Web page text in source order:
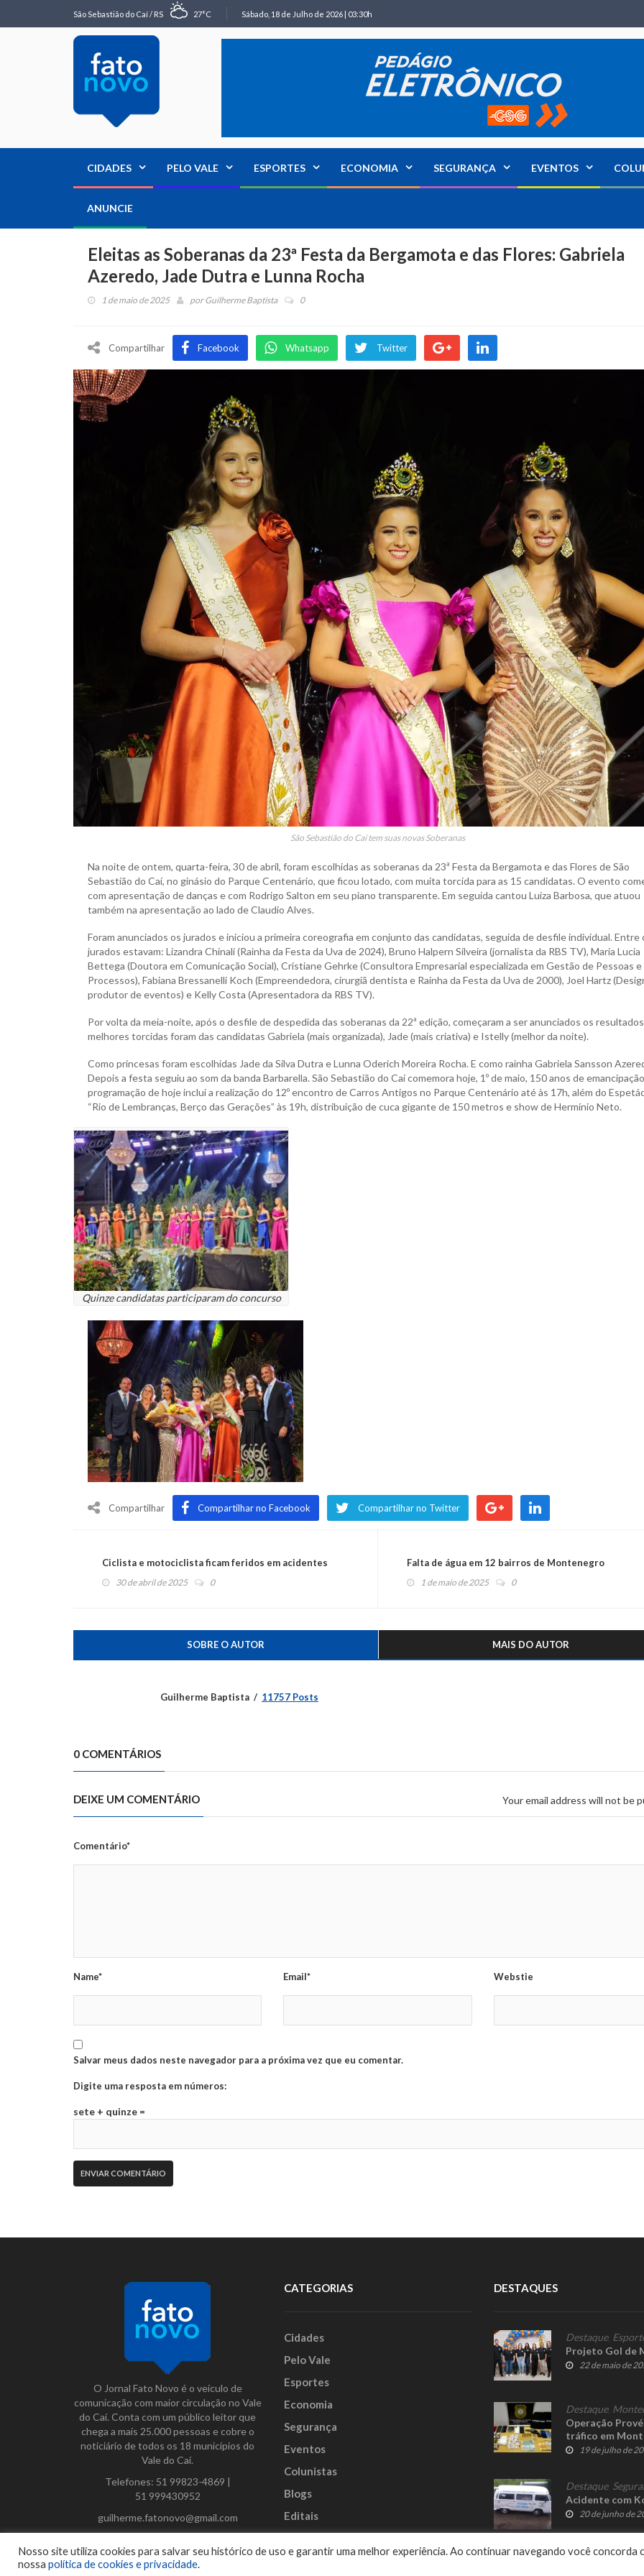
São Sebastião do Caí / RS 27°C Sábado, 18 de Julho de 2026 | 03:30h
CIDADES PELO VALE ESPORTES ECONOMIA SEGURANÇA EVENTOS
ANUNCIE
Eleitas as Soberanas da 23ª Festa da Bergamota e das Flores: Gabriela
Azeredo, Jade Dutra e Lunna Rocha
1 de maio de 2025 porGuilherme Baptista 0
Compartilhar Facebook Whatsapp Twitter
São Sebastião do Caí tem suas novas Soberanas
Na noite de ontem, quarta-feira, 30 de abril, foram escolhidas as soberanas da 23ª Festa da Bergamota e das Flores de São
Sebastião do Caí, no ginásio do Parque Centenário, que ficou lotado, com muita torcida para as 15 candidatas. O evento
com apresentação de danças e com Rodrigo Salton em seu piano transparente. Em seguida cantou Luiza Barbosa, que atuou
também na apresentação ao lado de Claudio Alves.
Foram anunciados os jurados e iniciou a primeira coreografia em conjunto das candidatas, seguida de desfile individual. Entre
jurados estavam: Lizandra Chinali (Rainha da Festa da Uva de 2024), Bruno Halpern Silveira (jornalista da RBS TV), Maria Lucia
Bettega (Doutora em Comunicação Social), Cristiane Gehrke (Consultora Empresarial especializada em Gestão de Pessoas e
Processos), Fabiana Bressanelli Koch (Empreendedora, cirurgiã dentista e Rainha da Festa da Uva de 2000), Joel Hartz
produtor de eventos) e Kelly Costa (Apresentadora da RBS TV).
Por volta da meia-noite, após o desfile de despedida das soberanas da 22ª edição, começaram a ser anunciados os
melhores torcidas foram das candidatas Gabriela (mais organizada), Jade (mais criativa) e Istelly (melhor da noite).
Como princesas foram escolhidas Jade da Silva Dutra e Lunna Oderich Moreira Rocha. E como rainha Gabriela Sansson
Depois a festa seguiu ao som da banda Barbarella. São Sebastião do Caí comemora hoje, 1º de maio, 150 anos de
programação de hoje inclui a realização do 12º encontro de Carros Antigos no Parque Centenário até às 17h, além do
“Rio de Lembranças, Berço das Gerações” às 19h, distribuição de cuca gigante de 150 metros e show de Hermínio Neto.
Quinze candidatas participaram do concurso
Compartilhar Compartilhar no Facebook Compartilhar no Twitter
Ciclista e motociclista ficam feridos em acidentes
30 de abril de 2025 0
Falta de água em 12 bairros de Montenegro
1 de maio de 2025 0
SOBRE O AUTOR MAIS DO AUTOR
Guilherme Baptista 11757 Posts
0 COMENTÁRIOS
DEIXE UM COMENTÁRIO Your email address will not be
Comentário*
Name* Email* Webstie
Salvar meus dados neste navegador para a próxima vez que eu comentar.
Digite uma resposta em números:
sete + quinze =
O Jornal Fato Novo é o veículo de
comunicação com maior circulação no Vale
do Caí. Conta com um público leitor que
chega a mais 25.000 pessoas e cobre o
noticiário de todos os 18 municípios do
Vale do Caí.
Telefones: 51 99823-4869 |
51 999430952
guilherme.fatonovo@gmail.com
Facebook
Instagram
Twitter
CATEGORIAS
Cidades
Pelo Vale
Esportes
Economia
Segurança
Eventos
Colunistas
Blogs
Editais
DESTAQUES
Destaque,
Projeto Gol de
22 de maio de
Destaque,
Operação
tráfico em
19 de julho de
Destaque,
Acidente com
20 de junho de
Nosso site utiliza cookies para salvar seu histórico de uso e garantir uma melhor experiência. Ao continuar navegando você concorda
nossa política de cookies e privacidade.